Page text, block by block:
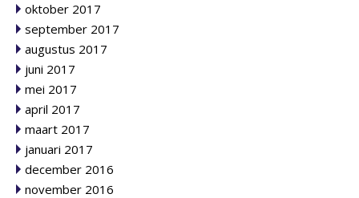
oktober 2017
september 2017
augustus 2017
juni 2017
mei 2017
april 2017
maart 2017
januari 2017
december 2016
november 2016